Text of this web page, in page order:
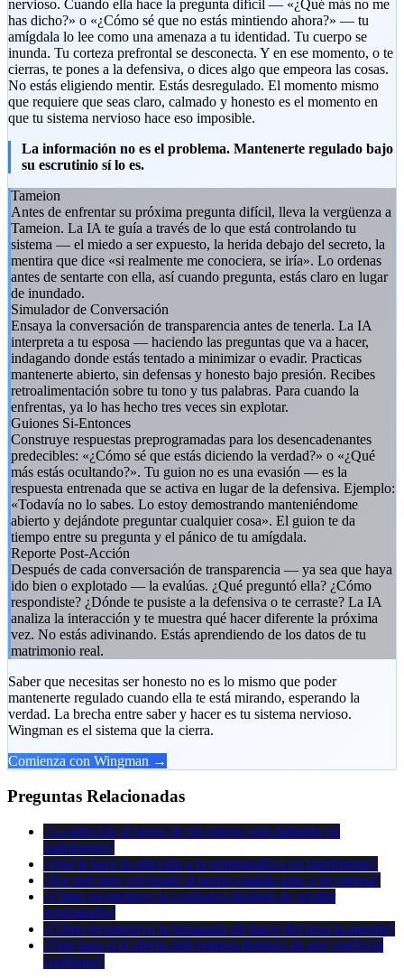
nervioso. Cuando ella hace la pregunta difícil — «¿Qué más no me
has dicho?» o «¿Cómo sé que no estás mintiendo ahora?» — tu
amígdala lo lee como una amenaza a tu identidad. Tu cuerpo se
inunda. Tu corteza prefrontal se desconecta. Y en ese momento, o te
cierras, te pones a la defensiva, o dices algo que empeora las cosas.
No estás eligiendo mentir. Estás desregulado. El momento mismo
que requiere que seas claro, calmado y honesto es el momento en
que tu sistema nervioso hace eso imposible.
La información no es el problema. Mantenerte regulado bajo
su escrutinio sí lo es.
Tameion
Antes de enfrentar su próxima pregunta difícil, lleva la vergüenza a
Tameion. La IA te guía a través de lo que está controlando tu
sistema — el miedo a ser expuesto, la herida debajo del secreto, la
mentira que dice «si realmente me conociera, se iría». Lo ordenas
antes de sentarte con ella, así cuando pregunta, estás claro en lugar
de inundado.
Simulador de Conversación
Ensaya la conversación de transparencia antes de tenerla. La IA
interpreta a tu esposa — haciendo las preguntas que va a hacer,
indagando donde estás tentado a minimizar o evadir. Practicas
mantenerte abierto, sin defensas y honesto bajo presión. Recibes
retroalimentación sobre tu tono y tus palabras. Para cuando la
enfrentas, ya lo has hecho tres veces sin explotar.
Guiones Si-Entonces
Construye respuestas preprogramadas para los desencadenantes
predecibles: «¿Cómo sé que estás diciendo la verdad?» o «¿Qué
más estás ocultando?». Tu guion no es una evasión — es la
respuesta entrenada que se activa en lugar de la defensiva. Ejemplo:
«Todavía no lo sabes. Lo estoy demostrando manteniéndome
abierto y dejándote preguntar cualquier cosa». El guion te da
tiempo entre su pregunta y el pánico de tu amígdala.
Reporte Post-Acción
Después de cada conversación de transparencia — ya sea que haya
ido bien o explotado — la evalúas. ¿Qué preguntó ella? ¿Cómo
respondiste? ¿Dónde te pusiste a la defensiva o te cerraste? La IA
analiza la interacción y te muestra qué hacer diferente la próxima
vez. No estás adivinando. Estás aprendiendo de los datos de tu
matrimonio real.
Saber que necesitas ser honesto no es lo mismo que poder
mantenerte regulado cuando ella te está mirando, esperando la
verdad. La brecha entre saber y hacer es tu sistema nervioso.
Wingman es el sistema que la cierra.
Comienza con Wingman →
Preguntas Relacionadas
¿La adicción al porno de mi esposo está dañando mi
matrimonio?
¿Qué le hace la adicción a la pornografía a un matrimonio?
¿Por qué sigo volviendo al porno cuando amo a mi esposa?
¿Cómo reconstruyo la confianza después de ocultar
pornografía?
¿Cómo reconstruyo la búsqueda sin hacer del sexo la agenda?
¿Qué pasa si el afecto solo regresa después de que vuelva la
confianza?